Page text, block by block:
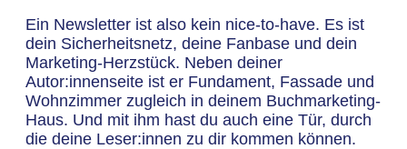
Ein Newsletter ist also kein nice-to-have. Es ist
dein Sicherheitsnetz, deine Fanbase und dein
Marketing-Herzstück. Neben deiner
Autor:innenseite ist er Fundament, Fassade und
Wohnzimmer zugleich in deinem Buchmarketing-
Haus. Und mit ihm hast du auch eine Tür, durch
die deine Leser:innen zu dir kommen können.